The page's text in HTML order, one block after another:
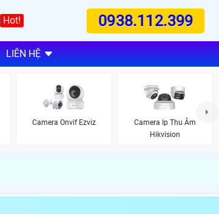
Hot! 0938.112.399
LIÊN HỆ
Camera Onvif Ezviz
Camera Ip Thu Âm
Hikvision